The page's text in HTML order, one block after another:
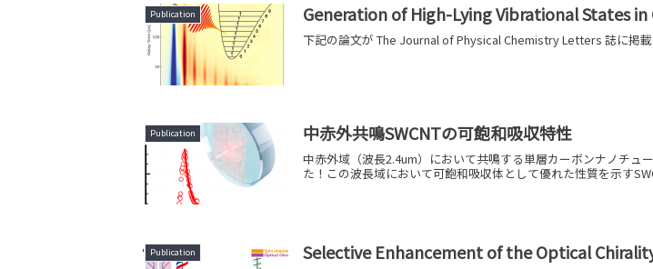
Publication Generation of High-Lying Vibrational States
下記の論文が The Journal of Physical Chemistry Letters 誌に掲
Publication 中赤外共鳴SWCNTの可飽和吸収特性
中赤外域（波長2.4um）において共鳴する単層カーボンナノチュ
た！この波長域において可飽和吸収体として優れた性質を示す
Publication Selective Enhancement of the Optical